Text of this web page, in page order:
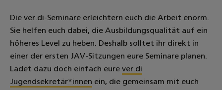
Die ver.di-Seminare erleichtern euch die Arbeit enorm.
Sie helfen euch dabei, die Ausbildungsqualität auf ein
höheres Level zu heben. Deshalb solltet ihr direkt in
einer der ersten JAV-Sitzungen eure Seminare planen.
Ladet dazu doch einfach eure ver.di
Jugendsekretär*innen ein, die gemeinsam mit euch